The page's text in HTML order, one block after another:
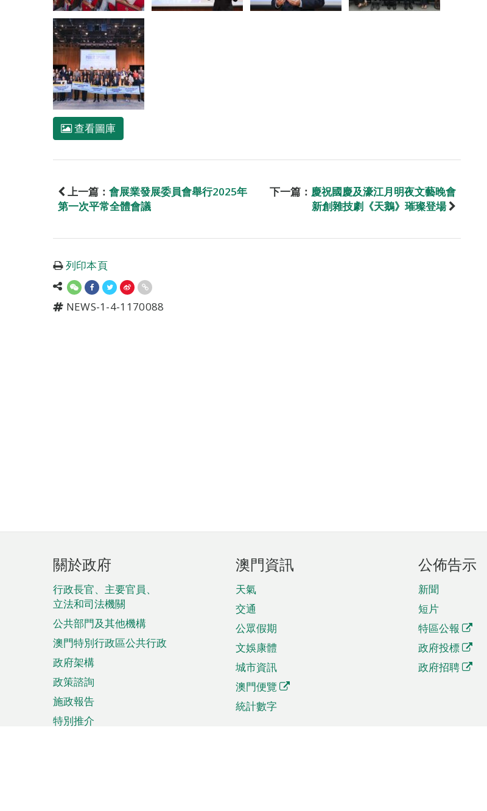
查看圖庫
上一篇： 會展業發展委員會舉行2025年
第一次平常全體會議
下一篇： 慶祝國慶及濠江月明夜文藝晚會
新創雜技劇《天鵝》璀璨登場
列印本頁
NEWS-1-4-1170088
頁
腳
菜
單
關於政府
行政長官、主要官員、
立法和司法機關
公共部門及其他機構
澳門特別行政區公共行政
政府架構
政策諮詢
施政報告
特別推介
澳門資訊
天氣
交通
公眾假期
文娛康體
城市資訊
澳門便覽
統計數字
公佈告示
新聞
短片
特區公報
政府投標
政府招聘